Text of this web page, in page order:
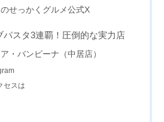
せっかくグルメ公式X
パスタ3連覇！圧倒的な実力店
・バンビーナ（中居店）
セスは